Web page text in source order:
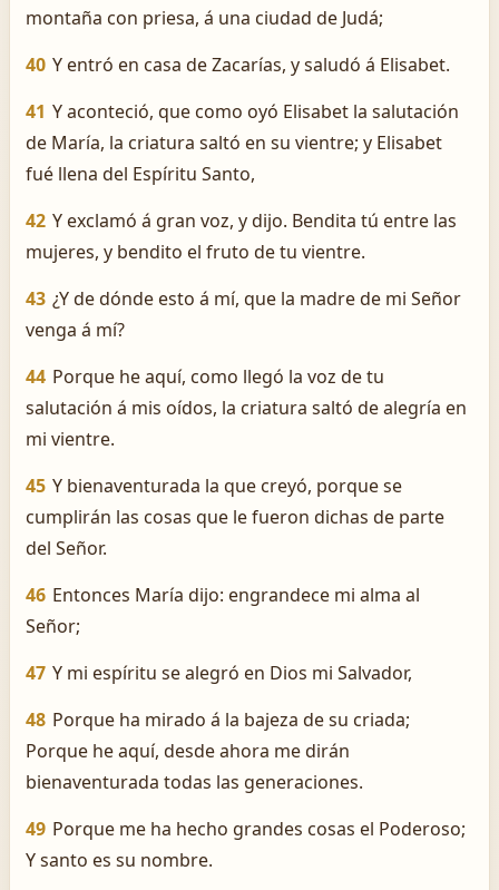
montaña con priesa, á una ciudad de Judá;
40 Y entró en casa de Zacarías, y saludó á Elisabet.
41 Y aconteció, que como oyó Elisabet la salutación
de María, la criatura saltó en su vientre; y Elisabet
fué llena del Espíritu Santo,
42 Y exclamó á gran voz, y dijo. Bendita tú entre las
mujeres, y bendito el fruto de tu vientre.
43 ¿Y de dónde esto á mí, que la madre de mi Señor
venga á mí?
44 Porque he aquí, como llegó la voz de tu
salutación á mis oídos, la criatura saltó de alegría en
mi vientre.
45 Y bienaventurada la que creyó, porque se
cumplirán las cosas que le fueron dichas de parte
del Señor.
46 Entonces María dijo: engrandece mi alma al
Señor;
47 Y mi espíritu se alegró en Dios mi Salvador,
48 Porque ha mirado á la bajeza de su criada;
Porque he aquí, desde ahora me dirán
bienaventurada todas las generaciones.
49 Porque me ha hecho grandes cosas el Poderoso;
Y santo es su nombre.